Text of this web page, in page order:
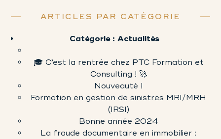
ARTICLES PAR CATÉGORIE
Catégorie : Actualités
🎓 C’est la rentrée chez PTC Formation et
Consulting ! 🚀
Nouveauté !
Formation en gestion de sinistres MRI/MRH
(IRSI)
Bonne année 2024
La fraude documentaire en immobilier :